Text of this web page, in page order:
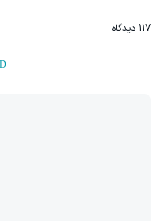
117 دیدگاه